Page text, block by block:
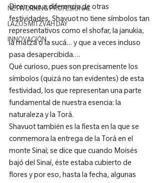
NETWORKING PROFESIONAL
LAZOS MITZVAH DAY
INNOVACIÓN
Dicen que a diferencia de otras
festividades, Shavuot no tiene símbolos tan
representativos como el shofar, la janukia,
la matzá o la sucá… y que a veces incluso
pasa desapercibida….
Qué curioso, pues son precisamente los
símbolos (quizá no tan evidentes) de esta
festividad, los que representan una parte
fundamental de nuestra esencia: la
naturaleza y la Torá.
Shavuot también es la fiesta en la que se
conmemora la entrega de la Torá en el
monte Sinaí; se dice que cuando Moisés
bajó del Sinaí, éste estaba cubierto de
flores y por eso, hasta la fecha, algunas